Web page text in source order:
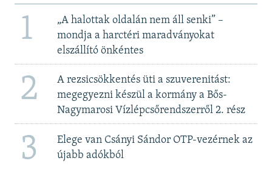
1
„A halottak oldalán nem áll senki” –
mondja a harctéri maradványokat
elszállító önkéntes
2
A rezsicsökkentés üti a szuverenitást:
megegyezni készül a kormány a Bős-
Nagymarosi Vízlépcsőrendszerről 2. rész
3
Elege van Csányi Sándor OTP-vezérnek az
újabb adókból